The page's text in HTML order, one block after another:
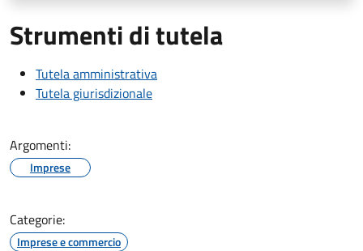
Strumenti di tutela
Tutela amministrativa
Tutela giurisdizionale
Argomenti:
Imprese
Categorie:
Imprese e commercio